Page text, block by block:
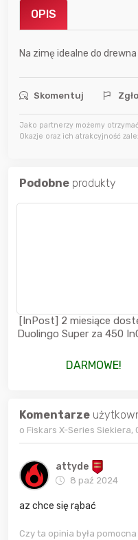
OPIS
Na zimę idealne do drewna
Skomentuj
Jako partnerzy możemy
Okazje oraz ich atrakcyjność
Podobne produkty
[InPost] 2 miesiące
Duolingo Super za 450
DARMOWE!
Komentarze
o Fiskars X-Series
attyde
8 paź 2024
az chce się rąbać
Czy ta opinia była pomocna
11
11